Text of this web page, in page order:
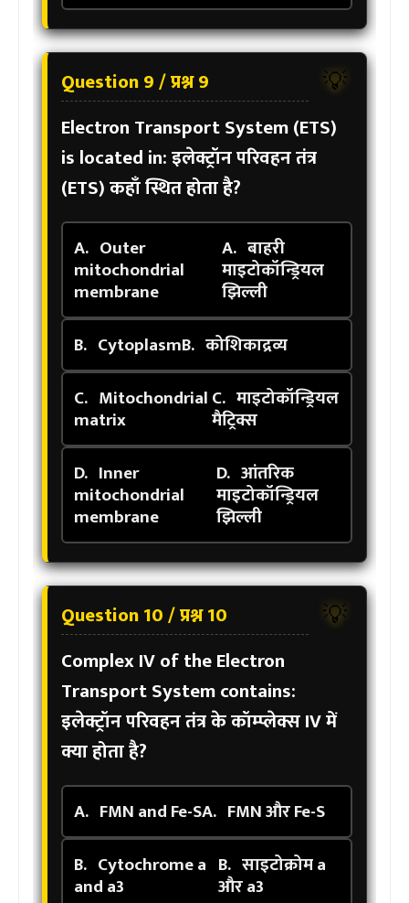
💡
Question 9 / प्रश्न 9
Electron Transport System (ETS)
is located in:इलेक्ट्रॉन परिवहन तंत्र
(ETS) कहाँ स्थित होता है?
A. Outer
mitochondrial
membrane
A.बाहरी
माइटोकॉन्ड्रियल
झिल्ली
B. CytoplasmB. कोशिकाद्रव्य
C. Mitochondrial
matrix
C.माइटोकॉन्ड्रियल
मैट्रिक्स
D. Inner
mitochondrial
membrane
D.आंतरिक
माइटोकॉन्ड्रियल
झिल्ली
💡
Question 10 / प्रश्न 10
Complex IV of the Electron
Transport System contains:
इलेक्ट्रॉन परिवहन तंत्र के कॉम्प्लेक्स IV में
क्या होता है?
A. FMN and Fe-SA. FMN और Fe-S
B. Cytochrome a
and a3
B.साइटोक्रोम a
और a3